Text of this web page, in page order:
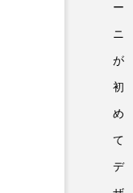
ー
ニ
が
初
め
て
デ